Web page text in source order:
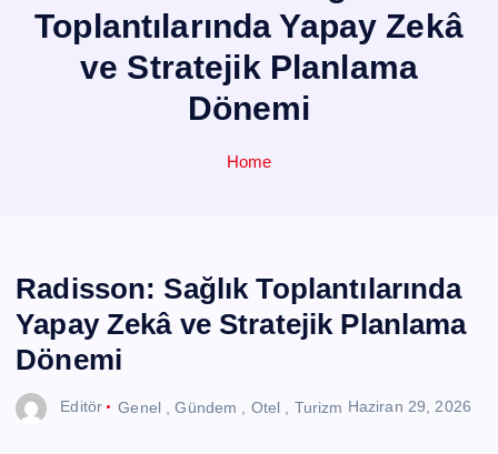
Toplantılarında Yapay Zekâ
ve Stratejik Planlama
Dönemi
Home
Radisson: Sağlık Toplantılarında
Yapay Zekâ ve Stratejik Planlama
Dönemi
Editör Genel,Gündem Otel Turizm Haziran 29, 2026